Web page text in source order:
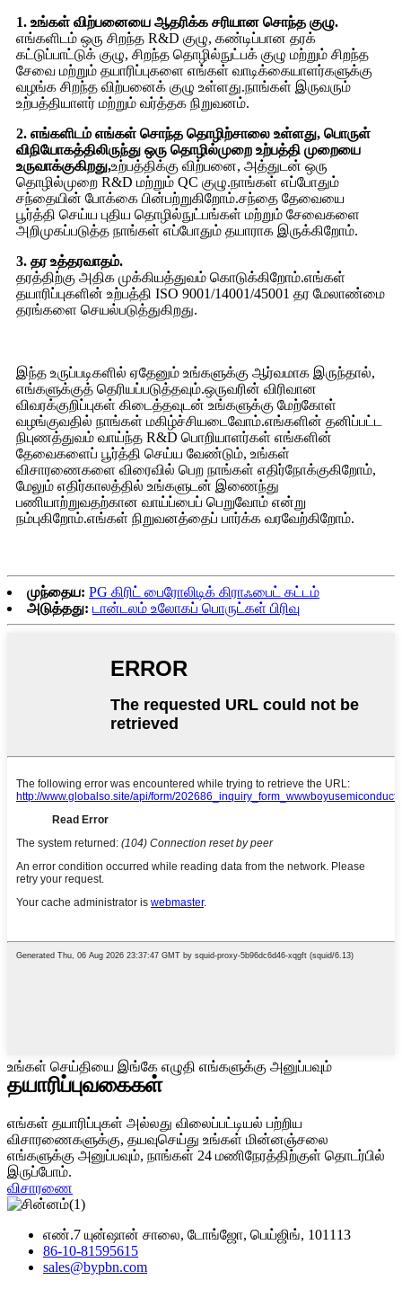
1. உங்கள் விற்பனையை ஆதரிக்க சரியான சொந்த குழு.
எங்களிடம் ஒரு சிறந்த R&D குழு, கண்டிப்பான தரக்
கட்டுப்பாட்டுக் குழு, சிறந்த தொழில்நுட்பக் குழு மற்றும் சிறந்த
சேவை மற்றும் தயாரிப்புகளை எங்கள் வாடிக்கையாளர்களுக்கு
வழங்க சிறந்த விற்பனைக் குழு உள்ளது.நாங்கள் இருவரும்
உற்பத்தியாளர் மற்றும் வர்த்தக நிறுவனம்.
2. எங்களிடம் எங்கள் சொந்த தொழிற்சாலை உள்ளது, பொருள்
விநியோகத்திலிருந்து ஒரு தொழில்முறை உற்பத்தி முறையை
உருவாக்குகிறது,உற்பத்திக்கு விற்பனை, அத்துடன் ஒரு
தொழில்முறை R&D மற்றும் QC குழு.நாங்கள் எப்போதும்
சந்தையின் போக்கை பின்பற்றுகிறோம்.சந்தை தேவையை
பூர்த்தி செய்ய புதிய தொழில்நுட்பங்கள் மற்றும் சேவைகளை
அறிமுகப்படுத்த நாங்கள் எப்போதும் தயாராக இருக்கிறோம்.
3. தர உத்தரவாதம்.
தரத்திற்கு அதிக முக்கியத்துவம் கொடுக்கிறோம்.எங்கள்
தயாரிப்புகளின் உற்பத்தி ISO 9001/14001/45001 தர மேலாண்மை
தரங்களை செயல்படுத்துகிறது.
இந்த உருப்படிகளில் ஏதேனும் உங்களுக்கு ஆர்வமாக இருந்தால்,
எங்களுக்குத் தெரியப்படுத்தவும்.ஒருவரின் விரிவான
விவரக்குறிப்புகள் கிடைத்தவுடன் உங்களுக்கு மேற்கோள்
வழங்குவதில் நாங்கள் மகிழ்ச்சியடைவோம்.எங்களின் தனிப்பட்ட
நிபுணத்துவம் வாய்ந்த R&D பொறியாளர்கள் எங்களின்
தேவைகளைப் பூர்த்தி செய்ய வேண்டும், உங்கள்
விசாரணைகளை விரைவில் பெற நாங்கள் எதிர்நோக்குகிறோம்,
மேலும் எதிர்காலத்தில் உங்களுடன் இணைந்து
பணியாற்றுவதற்கான வாய்ப்பைப் பெறுவோம் என்று
நம்புகிறோம்.எங்கள் நிறுவனத்தைப் பார்க்க வரவேற்கிறோம்.
முந்தைய: PG கிரிட் பைரோலிடிக் கிராஃபைட் கட்டம்
அடுத்தது: டான்டலம் உலோகப் பொருட்கள் பிரிவு
உங்கள் செய்தியை இங்கே எழுதி எங்களுக்கு அனுப்பவும்
தயாரிப்புவகைகள்
எங்கள் தயாரிப்புகள் அல்லது விலைப்பட்டியல் பற்றிய
விசாரணைகளுக்கு, தயவுசெய்து உங்கள் மின்னஞ்சலை
எங்களுக்கு அனுப்பவும், நாங்கள் 24 மணிநேரத்திற்குள் தொடர்பில்
இருப்போம்.
விசாரணை
எண்.7 யுன்ஷான் சாலை, டோங்ஜோ, பெய்ஜிங், 101113
86-10-81595615
sales@bypbn.com